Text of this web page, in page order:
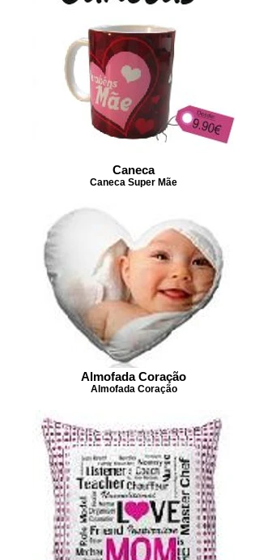
Caneca
Caneca Super Mãe
Almofada Coração
Almofada Coração